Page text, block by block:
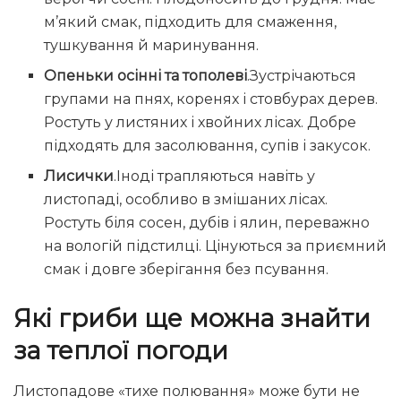
м’який смак, підходить для смаження,
тушкування й маринування.
Опеньки осінні та тополеві.Зустрічаються
групами на пнях, коренях і стовбурах дерев.
Ростуть у листяних і хвойних лісах. Добре
підходять для засолювання, супів і закусок.
Лисички.Іноді трапляються навіть у
листопаді, особливо в змішаних лісах.
Ростуть біля сосен, дубів і ялин, переважно
на вологій підстилці. Цінуються за приємний
смак і довге зберігання без псування.
Які гриби ще можна знайти
за теплої погоди
Листопадове «тихе полювання» може бути не